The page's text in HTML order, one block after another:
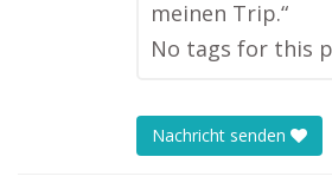
meinen Trip.“
No tags for this
Nachricht senden